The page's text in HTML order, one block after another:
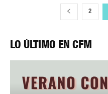
2
LO ÚLTIMO EN CFM